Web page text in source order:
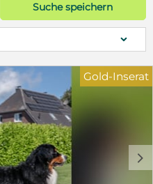
Suche speichern
d
Gold-Inserat